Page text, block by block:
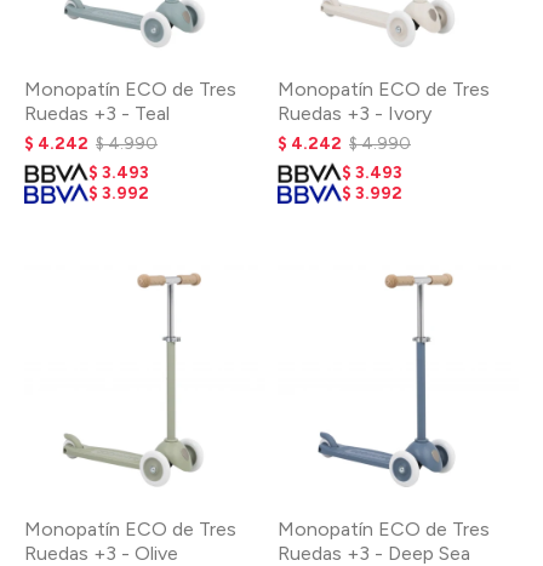
Monopatín ECO de Tres
Ruedas +3 - Teal
$ 4.242 $4.990
$ 3.493
$ 3.992
Monopatín ECO de Tres
Ruedas +3 - Ivory
$ 4.242 $4.990
$ 3.493
$ 3.992
Monopatín ECO de Tres
Ruedas +3 - Olive
Monopatín ECO de Tres
Ruedas +3 - Deep Sea